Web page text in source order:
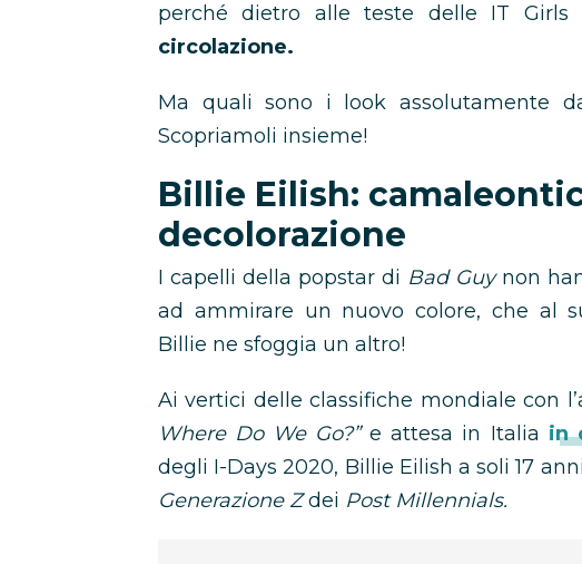
perché dietro alle teste delle IT
circolazione.
Ma quali sono i look assolutamente
Scopriamoli insieme!
Billie Eilish:
decolorazione
I capelli della popstar di Bad Guynon
ad ammirare un nuovo colore, che al
Billie ne sfoggia un altro!
Ai vertici delle classifiche mondiale con
Where Do We Go?”e attesa in Italia in
degli I-Days 2020, Billie Eilish a soli 17
Generazione Zdei Post Millennials.